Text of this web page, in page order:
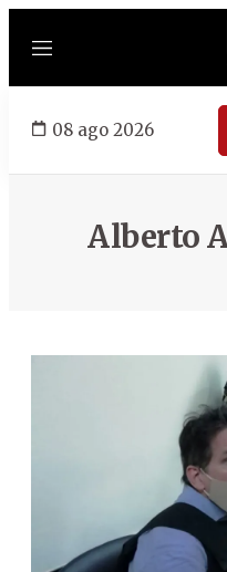
Menú
08 ago 2026
Alberto